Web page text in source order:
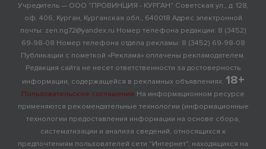
Учредитель — ООО "ПРОВИНЦИЯ - КУРГАН" Советская ул., д. 128,
оф. 406, Курган, Курганская обл., 640018 Адрес электронной
почты: zen.ng72@yandex.ru Номер телефона редакции: 8 (3452)
69-98-08 Номер телефона отдела рекламы: 8 (3452) 69-98-08
Публикации с пометкой «Реклама» оплачены рекламодателем.
Редакция сайта не несет ответственности за достоверность
информации, содержащейся в рекламных объявлениях. 18+
Пользовательское соглашение На информационном ресурсе
применяются рекомендательные технологии (информационные
технологии предоставления информации на основе сбора,
систематизации и анализа сведений, относящихся к
предпочтениям пользователей сети "Интернет", находящихся на